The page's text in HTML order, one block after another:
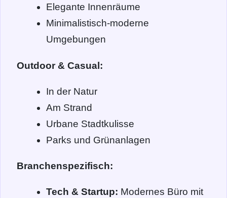
Elegante Innenräume
Minimalistisch-moderne
Umgebungen
Outdoor & Casual:
In der Natur
Am Strand
Urbane Stadtkulisse
Parks und Grünanlagen
Branchenspezifisch:
Tech & Startup: Modernes Büro mit